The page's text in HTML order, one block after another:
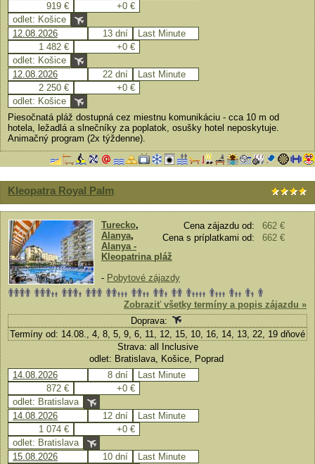
919 €
+0 €
odlet: Košice
12.08.2026
13 dní
Last Minute
1 482 €
+0 €
odlet: Košice
12.08.2026
22 dní
Last Minute
2 250 €
+0 €
odlet: Košice
Piesočnatá pláž dostupná cez miestnu komunikáciu - cca 10 m od
hotela, ležadlá a slnečníky za poplatok, osušky hotel neposkytuje.
Animačný program (2x týždenne).
Kleopatra Royal Palm
Cena zájazdu od:
662 €
Cena s príplatkami od:
662 €
Turecko,
Alanya,
Alanya -
Kleopatrina pláž
- Pobytové zájazdy
Zobraziť všetky termíny a popis zájazdu »
Doprava:
Termíny od: 14.08., 4, 8, 5, 9, 6, 11, 12, 15, 10, 16, 14, 13, 22, 19 dňové
Strava: all Inclusive
odlet: Bratislava, Košice, Poprad
14.08.2026
8 dní
Last Minute
872 €
+0 €
odlet: Bratislava
14.08.2026
12 dní
Last Minute
1 074 €
+0 €
odlet: Bratislava
15.08.2026
10 dní
Last Minute